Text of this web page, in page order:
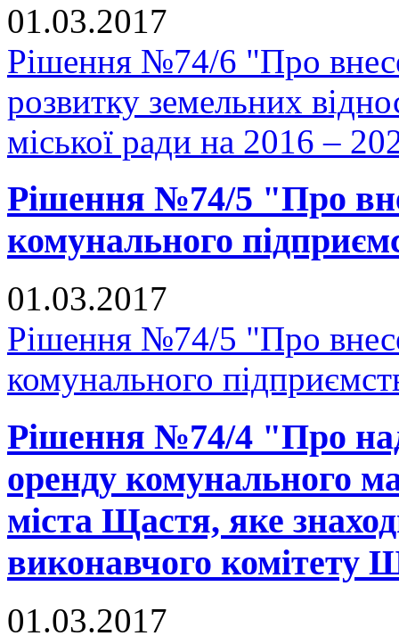
01.03.2017
Рішення №74/6 "Про
розвитку земельних
міської ради на 2016 –
Рішення №74/5 "Про
комунального
01.03.2017
Рішення №74/5 "Про
комунального
Рішення №74/4 "Про
оренду комунального
міста Щастя, яке
виконавчого комітету
01.03.2017